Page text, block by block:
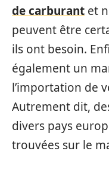
de carburant et
peuvent être
ils ont besoin.
également un
l’importation de
Autrement dit,
divers pays
trouvées sur le